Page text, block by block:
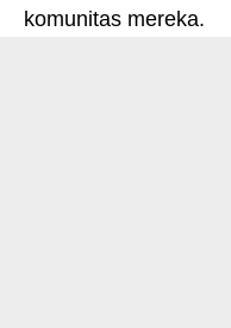
komunitas mereka.